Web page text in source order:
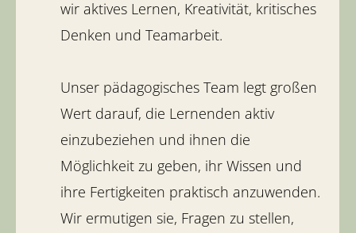
wir aktives Lernen, Kreativität, kritisches
Denken und Teamarbeit.
Unser pädagogisches Team legt großen
Wert darauf, die Lernenden aktiv
einzubeziehen und ihnen die
Möglichkeit zu geben, ihr Wissen und
ihre Fertigkeiten praktisch anzuwenden.
Wir ermutigen sie, Fragen zu stellen,